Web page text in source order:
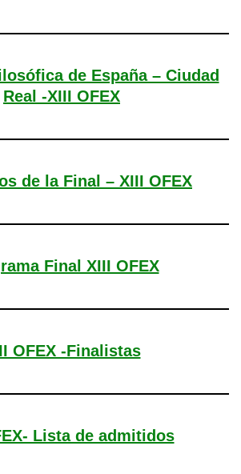
de España – Ciudad
Real -XIII OFEX
de la Final – XIII OFEX
Final XIII OFEX
OFEX -Finalistas
Lista de admitidos